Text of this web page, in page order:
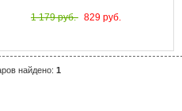
1 179 руб. 829 руб.
найдено: 1